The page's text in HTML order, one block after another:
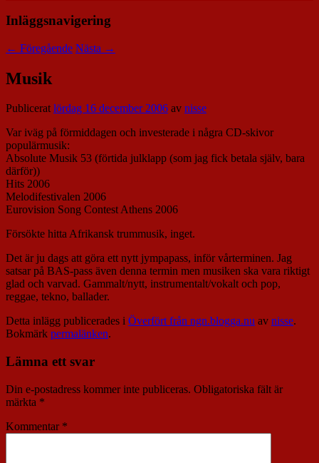
Inläggsnavigering
← Föregående Nästa →
Musik
Publiceratlördag 16 december 2006 av nisse
Var iväg på förmiddagen och investerade i några CD-skivor
populärmusik:
Absolute Musik 53 (förtida julklapp (som jag fick betala själv, bara
därför))
Hits 2006
Melodifestivalen 2006
Eurovision Song Contest Athens 2006
Försökte hitta Afrikansk trummusik, inget.
Det är ju dags att göra ett nytt jympapass, inför vårterminen. Jag
satsar på BAS-pass även denna termin men musiken ska vara riktigt
glad och varvad. Gammalt/nytt, instrumentalt/vokalt och pop,
reggae, tekno, ballader.
Detta inlägg publicerades i Överfört från ngn.blogga.nu av nisse.
Bokmärk permalänken.
Lämna ett svar
Din e-postadress kommer inte publiceras. Obligatoriska fält är
märkta *
Kommentar *